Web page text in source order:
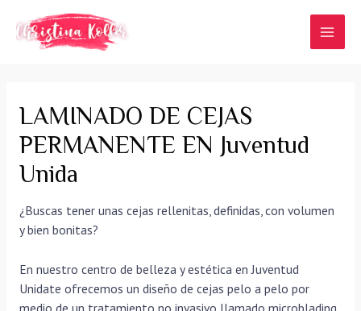
contenido
LAMINADO DE CEJAS
PERMANENTE EN Juventud
Unida
¿Buscas tener unas cejas rellenitas, definidas, con volumen
y bien bonitas?
En nuestro centro de belleza y estética en Juventud
Unidate ofrecemos un diseño de cejas pelo a pelo por
medio de un tratamiento no invasivo llamado microblading,